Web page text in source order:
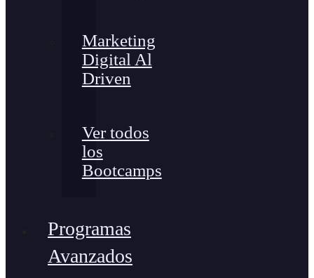
Marketing
Digital Al
Driven
Ver todos
los
Bootcamps
Programas
Avanzados